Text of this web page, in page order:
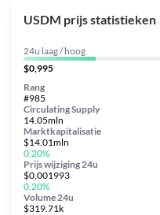
USDM prijs statistieken
24u laag / hoog
$0,995
Circulating Supply
14.05mln
Prijs wijziging 24u
$0,001993
0,20%
Marktkapitalisatie
$14.01mln
0,20%
Volume 24u
$319.71k
Rang
#985